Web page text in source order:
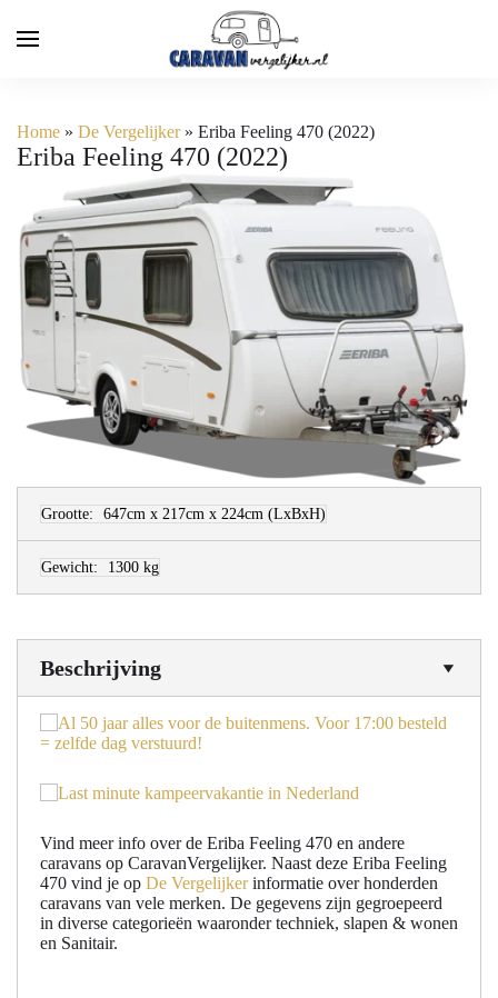
Home » De Vergelijker» Eriba Feeling 470 (2022)
Eriba Feeling 470 (2022)
Grootte: 647cm x 217cm x 224cm (LxBxH)
Gewicht: 1300 kg
Beschrijving
Vind meer info over de Eriba Feeling 470 en andere
caravans op CaravanVergelijker. Naast deze Eriba Feeling
470 vind je op De Vergelijkerinformatie over honderden
caravans van vele merken. De gegevens zijn gegroepeerd
in diverse categorieën waaronder techniek, slapen & wonen
en Sanitair.